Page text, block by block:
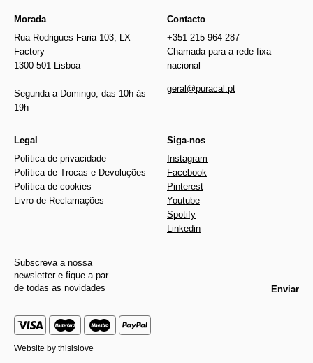
Morada
Rua Rodrigues Faria 103, LX
Factory
1300-501 Lisboa
Segunda a Domingo, das 10h às
19h
Contacto
+351 215 964 287
Chamada para a rede fixa
nacional
geral@puracal.pt
Legal
Política de privacidade
Política de Trocas e Devoluções
Política de cookies
Livro de Reclamações
Siga-nos
Instagram
Facebook
Pinterest
Youtube
Spotify
Linkedin
Subscreva a nossa
newsletter e fique a par
de todas as novidades
Enviar
Website by thisislove